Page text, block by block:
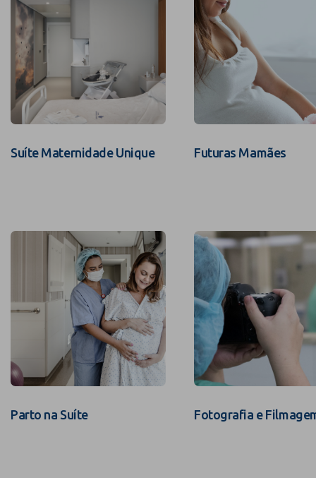
Suíte Maternidade Unique Futuras Mamães
Parto na Suíte Fotografia e